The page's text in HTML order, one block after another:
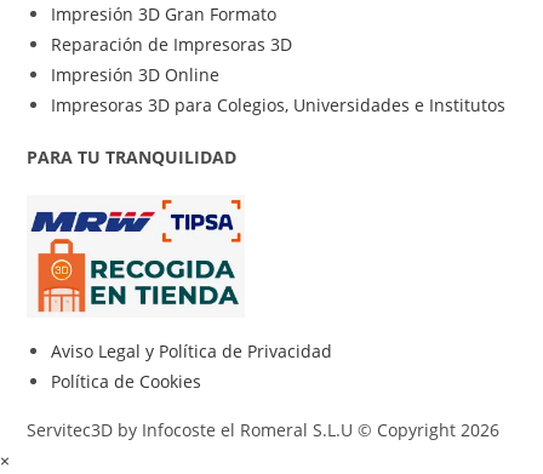
Impresión 3D Gran Formato
Reparación de Impresoras 3D
Impresión 3D Online
Impresoras 3D para Colegios, Universidades e Institutos
PARA TU TRANQUILIDAD
Aviso Legal y Política de Privacidad
Política de Cookies
Servitec3D by Infocoste el Romeral S.L.U © Copyright 2026
×